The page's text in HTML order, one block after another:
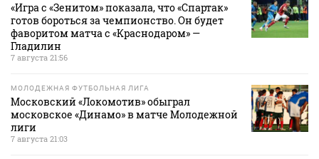
«Игра с «Зенитом» показала, что «Спартак»
готов бороться за чемпионство. Он будет
фаворитом матча с «Краснодаром» —
Гладилин
7 августа 21:56
МОЛОДЕЖНАЯ ФУТБОЛЬНАЯ ЛИГА
Московский «Локомотив» обыграл
московское «Динамо» в матче Молодежной
лиги
7 августа 21:03